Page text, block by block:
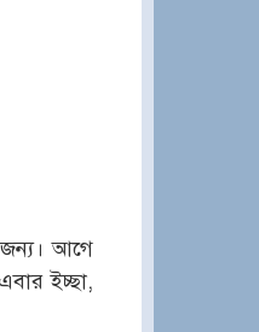
জন্য। আগে
ইচ্ছা,